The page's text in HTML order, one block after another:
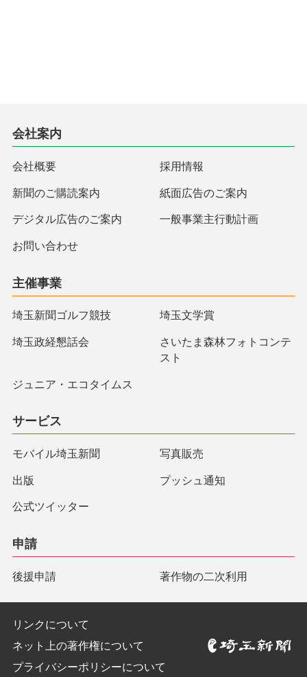
会社案内
会社概要 採用情報
新聞のご購読案内 紙面広告のご案内
デジタル広告のご案内 一般事業主行動計画
お問い合わせ
主催事業
埼玉新聞ゴルフ競技 埼玉文学賞
埼玉政経懇話会
さいたま森林フォトコンテ
スト
ジュニア・エコタイムス
サービス
モバイル埼玉新聞 写真販売
出版 プッシュ通知
公式ツイッター
申請
後援申請 著作物の二次利用
リンクについて
ネット上の著作権について
プライバシーポリシーについて